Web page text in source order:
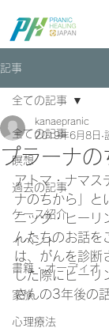
記事
全ての記事
瞑想
過去の記事
ケース紹介
イベント
書籍・オーディオ
家族
心理療法
全ての記事
プラーナの
kanaepranic
2019年6月8日
アトマ・ナマス
ナのちから」と
ニック・ヒーリ
んたちのお話を
は、がんを診断
した際にヒーリ
さんの3年後の